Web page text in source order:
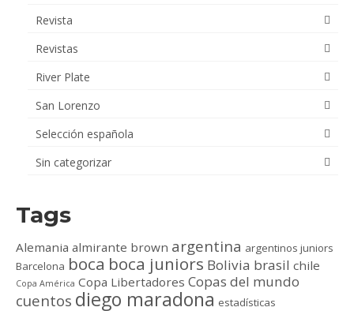
Revista
Revistas
River Plate
San Lorenzo
Selección española
Sin categorizar
Tags
Alemania almirante brown argentina argentinos juniors
Barcelona boca boca juniors Bolivia brasil chile
Copa América Copa Libertadores Copas del mundo
cuentos diego maradona estadísticas